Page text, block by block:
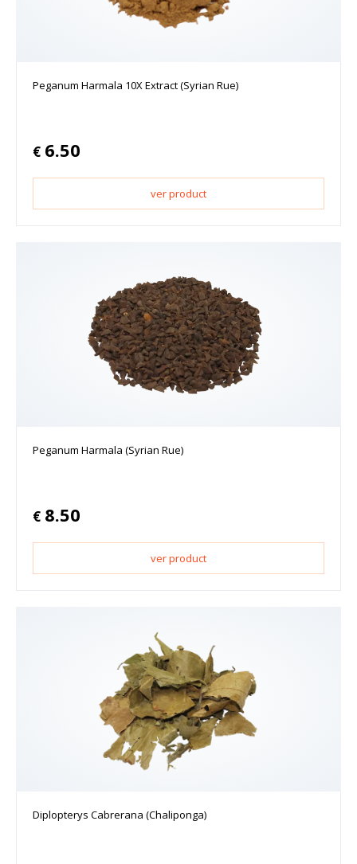
Peganum Harmala 10X Extract (Syrian Rue)
€ 6.50
ver product
Peganum Harmala (Syrian Rue)
€ 8.50
ver product
Diplopterys Cabrerana (Chaliponga)